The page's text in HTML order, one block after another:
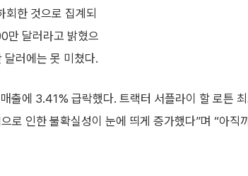
회한 것으로 집계되
만 달러라고 밝혔으
러에는 못 미쳤다.
출에 3.41% 급락했다. 트랙터 서플라이 할 로튼
로 인한 불확실성이 눈에 띄게 증가했다”며 “아직